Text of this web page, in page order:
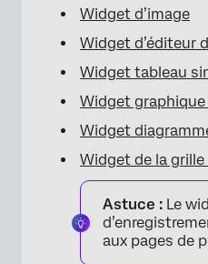
Widget d’image
Widget d’éditeur
Widget tableau
Widget
Widget
Widget de la
Astuce : Le
aux pages de